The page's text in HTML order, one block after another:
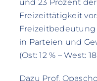
und 23 Prozent
Freizeittätigkeit
in Parteien und
(Ost: 12 % – West:
Dazu Prof.